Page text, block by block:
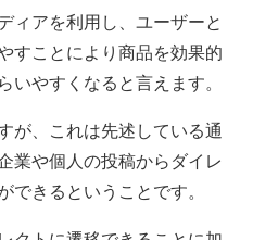
ィアを利用し、ユーザーと
すことにより商品を効果的
いやすくなると言えます。
が、これは先述している通
業や個人の投稿からダイレ
できるということです。